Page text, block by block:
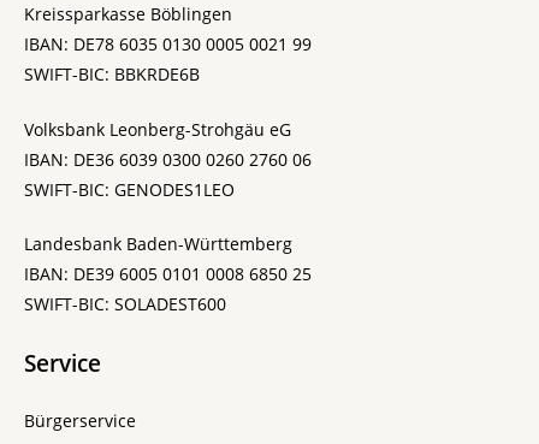
Kreissparkasse Böblingen
IBAN: DE78 6035 0130 0005 0021 99
SWIFT-BIC: BBKRDE6B
Volksbank Leonberg-Strohgäu eG
IBAN: DE36 6039 0300 0260 2760 06
SWIFT-BIC: GENODES1LEO
Landesbank Baden-Württemberg
IBAN: DE39 6005 0101 0008 6850 25
SWIFT-BIC: SOLADEST600
Service
Bürgerservice